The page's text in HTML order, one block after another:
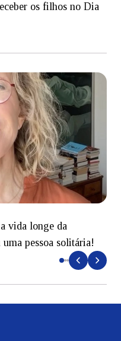
os filhos no Dia
vida longe da
pessoa solitária!